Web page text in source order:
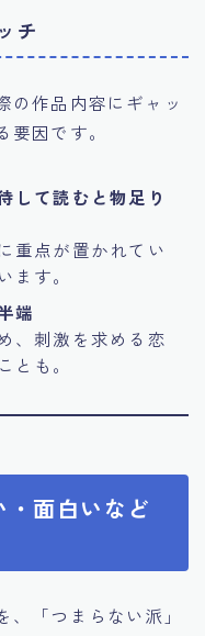
チ
の作品内容にギャッ
因です。
して読むと物足り
重点が置かれてい
ます。
端
、刺激を求める恋
とも。
面白いなど
「つまらない派」